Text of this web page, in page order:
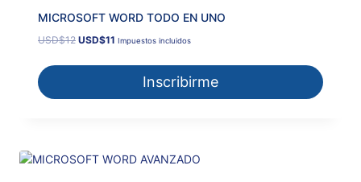
MICROSOFT WORD TODO EN UNO
USD$12 El
USD$12.
USD$11 El
USD$11.
Impuestos incluidos
Inscribirme